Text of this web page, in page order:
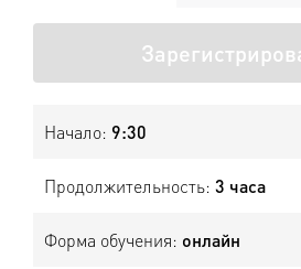
Начало: 9:30
Продолжительность: 3 часа
Форма обучения: онлайн